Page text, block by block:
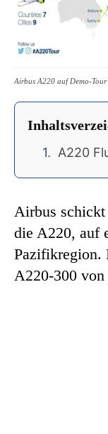
Airbus A220 auf Demo-
A220
Airbus
die A220, auf
Pazifikregion.
A220-300